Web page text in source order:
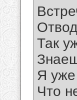
Так
Я
Что